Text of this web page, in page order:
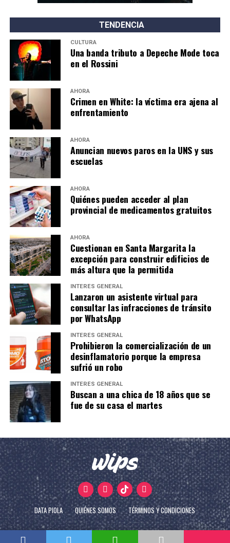
TENDENCIA
CULTURA
Una banda tributo a Depeche Mode toca
en el Rossini
AHORA
Crimen en White: la víctima era ajena al
enfrentamiento
AHORA
Anuncian nuevos paros en la UNS y sus
escuelas
AHORA
Quiénes pueden acceder al plan
provincial de medicamentos gratuitos
AHORA
Cuestionan en Santa Margarita la
excepción para construir edificios de
más altura que la permitida
INTERÉS GENERAL
Lanzaron un asistente virtual para
consultar las infracciones de tránsito
por WhatsApp
INTERÉS GENERAL
Prohibieron la comercialización de un
desinflamatorio porque la empresa
sufrió un robo
INTERÉS GENERAL
Buscan a una chica de 18 años que se
fue de su casa el martes
DATA PIOLA QUIÉNES SOMOS TÉRMINOS Y CONDICIONES